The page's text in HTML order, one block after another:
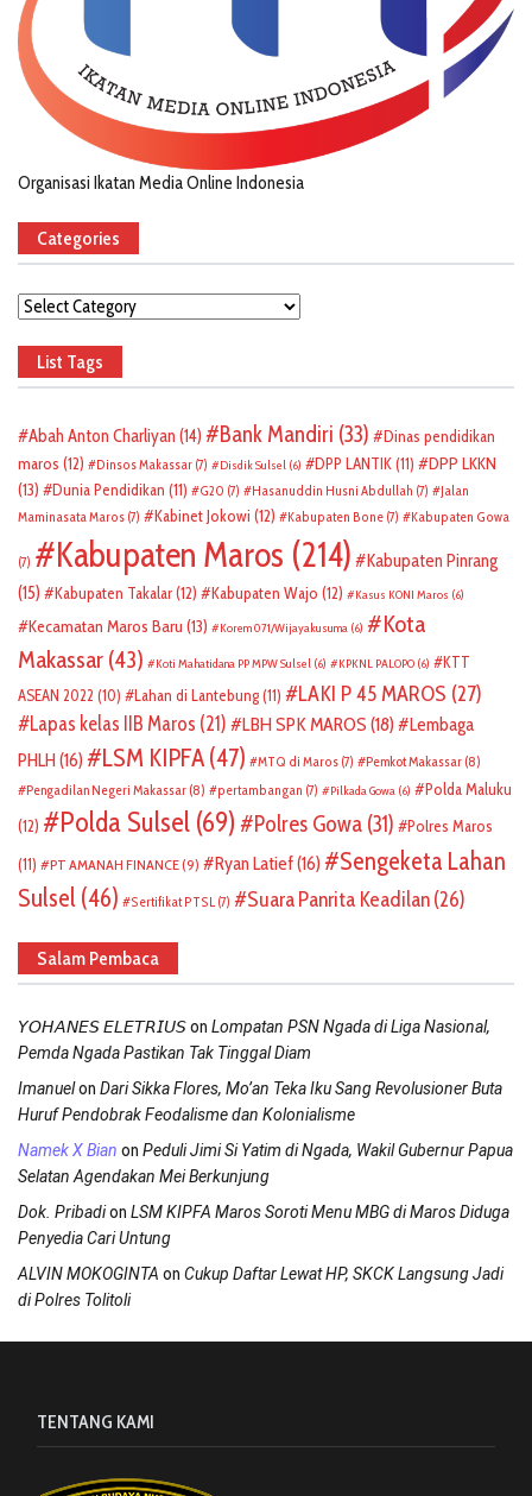
Organisasi Ikatan Media Online Indonesia
Categories
Categories
List Tags
Abah Anton Charliyan (14) Bank Mandiri (33)
Dinas pendidikan
maros (12) Dinsos Makassar (7) Disdik Sulsel (6) DPP LANTIK(11)
DPP LKKN
(13)
Dunia Pendidikan (11) G20 (7) Hasanuddin Husni Abdullah (7)
Jalan
Maminasata Maros (7) Kabinet Jokowi (12) Kabupaten Bone (7) Kabupaten Gowa
(7) Kabupaten Maros (214)
Kabupaten Pinrang
(15)
Kabupaten Takalar(12) Kabupaten Wajo (12) Kasus KONI Maros (6)
Kecamatan Maros Baru (13) Korem 071/Wijayakusuma (6)
Kota
Makassar (43) Koti Mahatidana PP MPW Sulsel (6) KPKNL PALOPO (6)
KTT
ASEAN 2022 (10) Lahan di Lantebung(11) LAKI P 45 MAROS (27)
Lapas kelas IIB Maros (21) LBH SPK MAROS (18)
Lembaga
PHLH (16) LSM KIPFA (47) MTQ di Maros (7) Pemkot Makassar (8)
Pengadilan Negeri Makassar (8) pertambangan (7) Pilkada Gowa (6)
Polda Maluku
(12)
Polda Sulsel (69) Polres Gowa (31)
Polres Maros
(11)
PT AMANAH FINANCE(9) Ryan Latief(16)
Sengeketa Lahan
Sulsel (46) Sertifikat PTSL (7) Suara Panrita Keadilan(26)
Salam Pembaca
𝘠𝘖𝘏𝘈𝘕𝘌𝘚 𝘌𝘓𝘌𝘛𝘙𝘐𝘜𝘚on Lompatan PSN Ngada di Liga Nasional,
Pemda Ngada Pastikan Tak Tinggal Diam
Imanuelon Dari Sikka Flores, Mo’an Teka Iku Sang Revolusioner Buta
Huruf Pendobrak Feodalisme dan Kolonialisme
Namek X Bian on Peduli Jimi Si Yatim di Ngada, Wakil Gubernur Papua
Selatan Agendakan Mei Berkunjung
Dok. Pribadion LSM KIPFA Maros Soroti Menu MBG di Maros Diduga
Penyedia Cari Untung
ALVIN MOKOGINTA on Cukup Daftar Lewat HP, SKCK Langsung Jadi
di Polres Tolitoli
TENTANG KAMI